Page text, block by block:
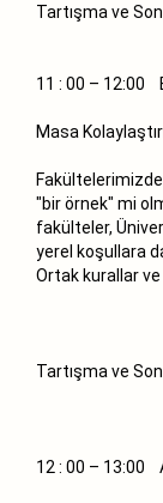
Tartışma ve
11 : 00 – 12:00
Masa
"bir örnek" mi
fakülteler,
yerel koşullara
Ortak kurallar ve
Tartışma ve
12 : 00 – 13:00